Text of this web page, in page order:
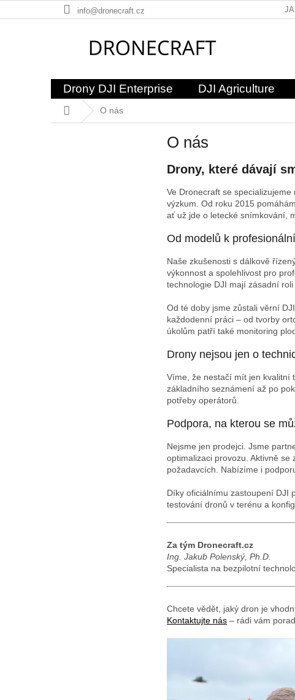
na
info@dronecraft.cz
Drony DJI Enterprise DJI Agriculture
Domů O nás
O nás
Drony, které dávají
Ve Dronecraft se
výzkum. Od roku 2015
ať už jde o letecké snímkování,
Od modelů k
Naše zkušenosti s dálkově
výkonnost a spolehlivost pro
technologie DJI mají zásadní
Od té doby jsme zůstali věrní
každodenní práci – od tvorby
úkolům patří také monitoring
Drony nejsou jen o
Víme, že nestačí mít jen kvalitní
základního seznámení až po
potřeby operátorů.
Podpora, na kterou se
Nejsme jen prodejci. Jsme
optimalizaci provozu. Aktivně
požadavcích. Nabízíme i
Díky oficiálnímu zastoupení DJI
testování dronů v terénu a
Za tým Dronecraft.cz
Ing. Jakub Polenský, Ph.D.
Specialista na bezpilotní
Chcete vědět, jaký dron je
Kontaktujte nás – rádi vám